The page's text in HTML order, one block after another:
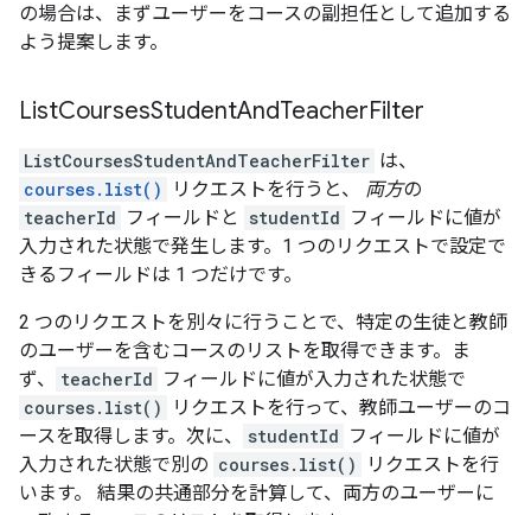
の場合は、まずユーザーをコースの副担任として追加する
よう提案します。
ListCoursesStudentAndTeacherFilter
ListCoursesStudentAndTeacherFilter は、
courses.list()
リクエストを行うと、 両方の
teacherId フィールドと studentId フィールドに値が
入力された状態で発生します。1 つのリクエストで設定で
きるフィールドは 1 つだけです。
2 つのリクエストを別々に行うことで、特定の生徒と教師
のユーザーを含むコースのリストを取得できます。ま
ず、
teacherId フィールドに値が入力された状態で
courses.list()
リクエストを行って、教師ユーザーのコ
ースを取得します。次に、
studentId フィールドに値が
入力された状態で別の courses.list()
リクエストを行
います。 結果の共通部分を計算して、両方のユーザーに